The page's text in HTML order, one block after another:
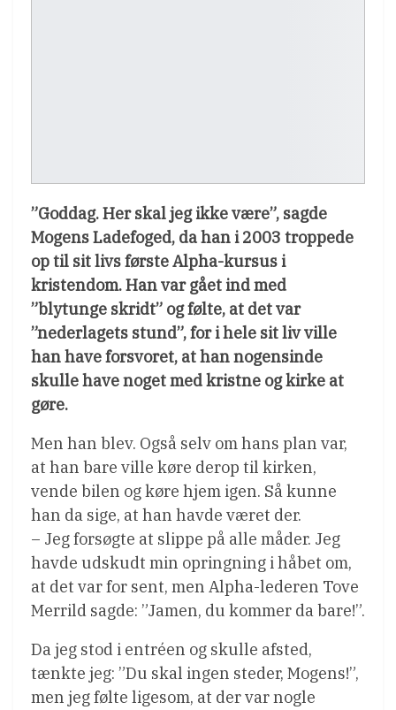
”Goddag. Her skal jeg ikke være”, sagde
Mogens Ladefoged, da han i 2003 troppede
op til sit livs første Alpha-kursus i
kristendom. Han var gået ind med
”blytunge skridt” og følte, at det var
”nederlagets stund”, for i hele sit liv ville
han have forsvoret, at han nogensinde
skulle have noget med kristne og kirke at
gøre.
Men han blev. Også selv om hans plan var,
at han bare ville køre derop til kirken,
vende bilen og køre hjem igen. Så kunne
han da sige, at han havde været der.
– Jeg forsøgte at slippe på alle måder. Jeg
havde udskudt min opringning i håbet om,
at det var for sent, men Alpha-lederen Tove
Merrild sagde: ”Jamen, du kommer da bare!”.
Da jeg stod i entréen og skulle afsted,
tænkte jeg: ”Du skal ingen steder, Mogens!”,
men jeg følte ligesom, at der var nogle